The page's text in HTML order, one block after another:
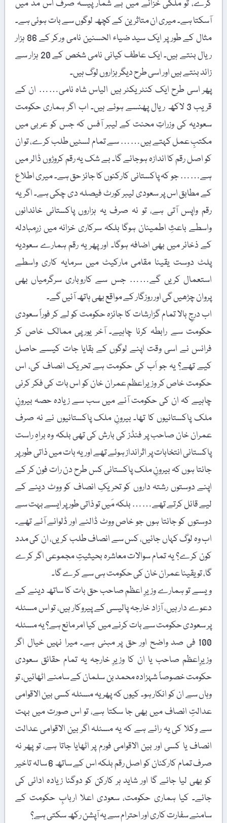
کرے، تو ملکی خزانے میں بے شمار پیسہ صرف اس مد میں
آسکتا ہے۔ میری ان متاثرین کے کچھ لوگوں سے بات ہوئی ہے۔
مثال کے طور پر ایک سید ضیاء الحسنین نامی ورکر کے 86 ہزار
ریال بنتے ہیں۔ ایک عاطف کیانی نامی شخص کے 20 ہزار سے
زائد بنتے ہیں اور اسی طرح دیگر ہزاروں لوگ ہیں۔
پھر اسی طرح ایک کنٹریکٹر ہیں الیاس شاہ نامی…… ان کے
قریب 3 لاکھ ریال پھنسے ہوئے ہیں۔ اب اگر ہماری حکومت
سعودیہ کی وزراتِ محنت کے لیبر آفس کہ جس کو عربی میں
مکتبِ عمل کہتے ہیں…… سے تمام لسٹیں طلب کرے، تو ان
کو اصل رقم کا اندازہ ہوجائے گا۔ بے شک یہ رقم کروڑوں ڈالر میں
ہے…… جو کہ پاکستانی کارکنوں کا جائز حق ہے۔ میری اطلاع
کے مطابق اس پر سعودی لیبر کورٹ فیصلہ دی چکی ہے۔ اگر یہ
رقم واپس آتی ہے، تو نہ صرف یہ ہزاروں پاکستانی خاندانوں
واسطے باعثِ اطمینان ہوگا بلکہ سرکاری خزانہ میں زرِمبادلہ
کے ذخائر میں بھی اضافہ ہوگا۔ اور پھر یہ رقم ہمارے سعودیہ
پلٹ دوست یقینا مقامی مارکیٹ میں سرمایہ کاری واسطے
استعمال کریں گے…… جس سے کاروباری سرگرمیاں بھی
پروان چڑھیں گی اور روزگار کے مواقع بھی ہاتھ آئیں گے۔
اب درجِ بالا تمام گزارشات کا جائزہ حکومت کو لے کر فوراً سعودی
حکومت سے رابطہ کرنا چاہیے۔ آخر یورپی ممالک خاص کر
فرانس نے اسی وقت اپنے لوگوں کے بقایا جات کیسے حاصل
کیے تھے؟ یہ جو اَب کی حکومت ہے تحریک انصاف کی، اس
حکومت خاص کر وزیراعظم عمران خان کو اس بات کی فکر کرنی
چاہیے کہ ان کی حکومت آنے میں سب سے زیادہ حصہ بیرونِ
ملک پاکستانیوں کا تھا۔ بیرونِ ملک پاکستانیوں نے نہ صرف
عمران خان صاحب پر فنڈز کی بارش کی تھی بلکہ وہ براہِ راست
پاکستانی انتخابات پر اثرانداز ہوئے تھے اور یہ بات میں ذاتی طور پر
جانتا ہوں کہ بیرونِ ملک پاکستانی کس طرح دن رات فون کر کے
اپنے دوستوں رشتہ داروں کو تحریکِ انصاف کو ووٹ دینے کے
لیے قائل کرتے تھے…… بلکہ مَیں تو ذاتی طور پر ایسے بہت سے
دوستوں کو جانتا ہوں جو خاص ووٹ ڈالنے اور ڈلوانے آئے تھے۔
اب وہ لوگ کہاں جائیں، کس سے انصاف طلب کریں، ان کی مدد
کون کرے؟ یہ تمام سوالات معاشرہ بحیثیتِ مجموعی اگر کرے
گا، تو یقینا عمران خان کی حکومت ہی سے کرے گا۔
ویسے تو ہمارے وزیرِ اعظم صاحب حق بات کا ساتھ دینے کے
دعوے دار ہیں، آزاد خارجہ پالیسی کے پیروکار ہیں، تو اس مسئلہ
پر سعودی حکومت سے بات کرنے میں کیا امر مانع ہے؟ یہ مسئلہ
100 فی صد واضح اور حق پر مبنی ہے۔ میرا نہیں خیال اگر
وزیرِاعظم صاحب یا ان کا وزیرِ خارجہ یہ تمام حقائق سعودی
حکومت خصوصاً شہزادہ محمد بن سلمان کے سامنے اٹھائیں، تو
وہاں سے ان کو انکار ہو۔ کیوں کہ پھر یہ مسئلہ کسی بین الاقوامی
عدالتِ انصاف میں بھی جا سکتا ہے، تو اس صورت میں بہت
سے وکلا کی یہ رائے ہے کہ یہ مسئلہ اگر بین الاقوامی عدالت
انصاف یا کسی اور بین الاقوامی فورم پر اٹھایا جاتا ہے، تو پھر نہ
صرف تمام کارکنان کو اصل رقم بلکہ اس کے ساتھ 6 سالہ تاخیر
کو بھی لیا جائے گا اور شاید ہر کارکن کو دوگنا زیادہ ادائی کی
جائے۔ کیا ہماری حکومت، سعودی اعلا اربابِ حکومت کے
سامنے سفارت کاری اور احترام سے یہ آپشن رکھ سکتی ہے؟